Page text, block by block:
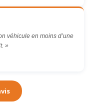
véhicule en moins d’une
»